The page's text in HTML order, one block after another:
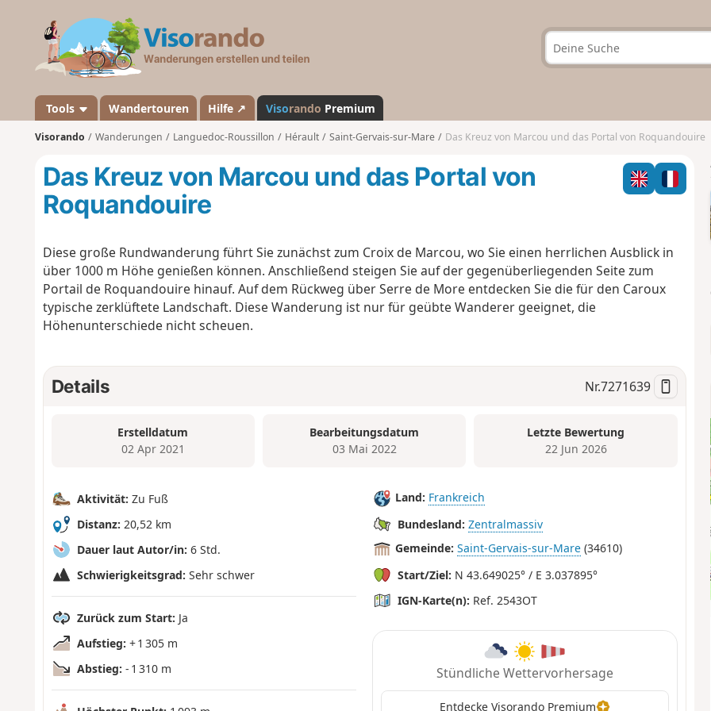
a
n
d
Tools Wandertouren Hilfe ↗ Visorando Premium
Visorando Wanderungen Languedoc-Roussillon Hérault Saint-Gervais-sur-Mare Das Kreuz von Marcou und das Portal von Roquandouire
Das Kreuz von Marcou und das Portal von
Roquandouire
Diese große Rundwanderung führt Sie zunächst zum Croix de Marcou, wo Sie einen herrlichen Ausblick in
über 1000 m Höhe genießen können. Anschließend steigen Sie auf der gegenüberliegenden Seite zum
Portail de Roquandouire hinauf. Auf dem Rückweg über Serre de More entdecken Sie die für den Caroux
typische zerklüftete Landschaft. Diese Wanderung ist nur für geübte Wanderer geeignet, die
Höhenunterschiede nicht scheuen.
Details Nr.7271639
Erstelldatum
02 Apr 2021
Bearbeitungsdatum
03 Mai 2022
Letzte Bewertung
22 Jun 2026
Aktivität: Zu Fuß
Distanz: 20,52 km
Dauer laut Autor/in: 6 Std.
Schwierigkeitsgrad: Sehr schwer
Zurück zum Start: Ja
Aufstieg: + 1 305 m
Abstieg: - 1 310 m
Land: Frankreich
Bundesland: Zentralmassiv
Gemeinde: Saint-Gervais-sur-Mare (34610)
Start/Ziel: N 43.649025° / E 3.037895°
IGN-Karte(n): Ref. 2543OT
Stündliche Wettervorhersage
Entdecke Visorando Premium